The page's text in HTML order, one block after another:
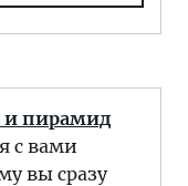
и пирамид
с вами
вы сразу